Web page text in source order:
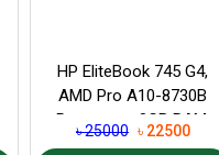
HP EliteBook 745 G4,
AMD Pro A10-8730B
Processor, 8GB RAM,
256GB SSD
৳ 25000 ৳ 22500